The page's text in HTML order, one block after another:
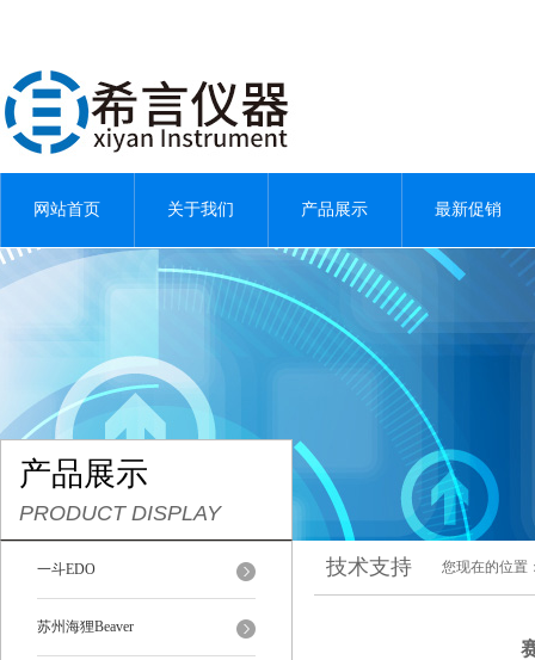
网站首页 关于我们 产品展示 最新促销
产品展示
PRODUCT DISPLAY
一斗EDO
苏州海狸Beaver
技术支持 您现在的位置